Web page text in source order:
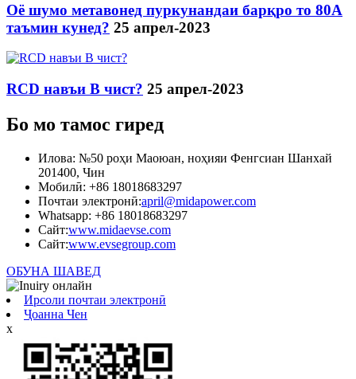
Оё шумо метавонед пуркунандаи барқро то 80А
таъмин кунед? 25 апрел-2023
RCD навъи B чист? 25 апрел-2023
Бо мо тамос гиред
Илова: №50 роҳи Маоюан, ноҳияи Фенгсиан Шанхай
201400, Чин
Мобилӣ: +86 18018683297
Почтаи электронӣ:april@midapower.com
Whatsapp: +86 18018683297
Сайт:www.midaevse.com
Сайт:www.evsegroup.com
ОБУНА ШАВЕД
Ирсоли почтаи электронӣ
Ҷоанна Чен
x